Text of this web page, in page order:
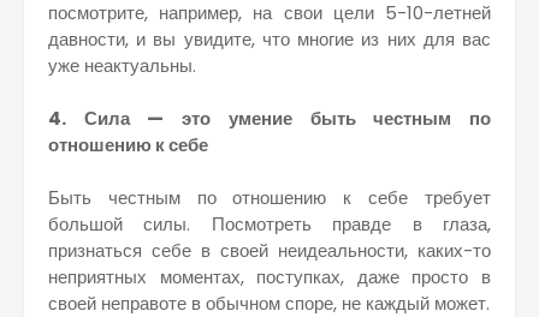
посмотрите, например, на свои цели 5-10-летней
давности, и вы увидите, что многие из них для вас
уже неактуальны.
4. Сила — это умение быть честным по
отношению к себе
Быть честным по отношению к себе требует
большой силы. Посмотреть правде в глаза,
признаться себе в своей неидеальности, каких-то
неприятных моментах, поступках, даже просто в
своей неправоте в обычном споре, не каждый может.